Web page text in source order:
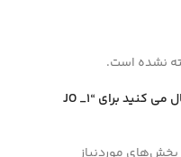
نشده است.
اولین نفری باشید که دیدگاهی را ارسال می کنید برای “JO _1